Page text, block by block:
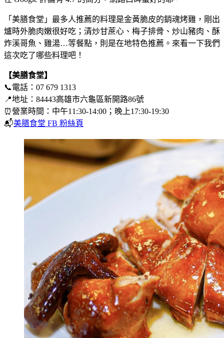
「美膳食堂」最多人推薦的料理是金黃脆皮的銷魂烤雞，剛出
爐時外脆肉嫩很好吃；清炒甘蔗心、梅子排骨、炒山豬肉、酥
炸溪哥魚、雞湯…等餐點，則是在地特色推薦。來看一下我們
這次吃了哪些料理吧！
【美膳食堂】
📞電話：07 679 1313
📍地址：84443高雄市六龜區新開路86號
⏰營業時間：中午11:30-14:00；晚上17:30-19:30
📬美膳食堂 FB 粉絲頁